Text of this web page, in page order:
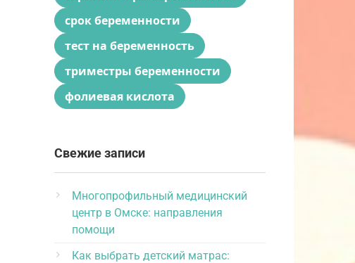
срок беременности
тест на беременность
триместры беременности
фолиевая кислота
Свежие записи
Многопрофильный медицинский
центр в Омске: направления
помощи
Как выбрать детский матрас: